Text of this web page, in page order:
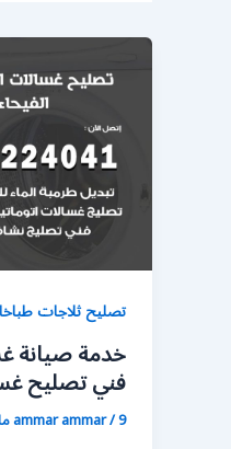
تصليح ثلاجات
فني تصليح
ammar ammar/9 مايو، 2020